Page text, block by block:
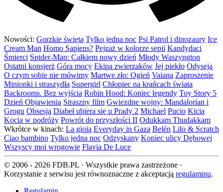
Nowości: Gorzkie święta Tylko jedna noc Psi Patrol i dinozaury Ice
Cream Man Homo Sapiens? Pejzaż w kolorze sepii Kandydaci
Śmierci Spider-Man: Całkiem nowy dzień Młody Waszyngton
Ostatni konsjerż Góra mocy Ekipa zwierzaków Jej piekło Odyseja
O czym sobie nie mówimy Martwe zło: Ogień Vaiana Zaproszenie
Minionki i straszydła Supergirl Chłopiec na krańcach świata
Backrooms. Bez wyjścia Robin Hood: Koniec legendy Toy Story 5
Dzień Objawienia Straszny film Gwiezdne wojny: Mandalorian i
Grogu Obsesja Diabeł ubiera się u Prady 2 Michael Pucio Kicia
Kocia w podróży Powrót do przyszłości II Odukkam Thudakkam
Wkrótce w kinach: La gioia Everyday in Gaza Belén Lilo & Scratch
Ciao bambino Tylko jedna noc Odzyskany Koniec ulicy Dębowej
Wszyscy moi wrogowie Flavia De Luce
© 2006 - 2026 FDB.PL · Wszystkie prawa zastrzeżone ·
Korzystanie z serwisu jest równoznaczne z akceptacją regulaminu.